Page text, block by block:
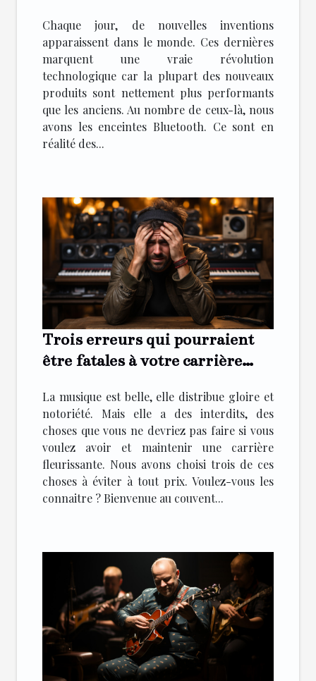
Chaque jour, de nouvelles inventions
apparaissent dans le monde. Ces dernières
marquent une vraie révolution
technologique car la plupart des nouveaux
produits sont nettement plus performants
que les anciens. Au nombre de ceux-là, nous
avons les enceintes Bluetooth. Ce sont en
réalité des...
Trois erreurs qui pourraient
être fatales à votre carrière
La musique est belle, elle distribue gloire et
notoriété. Mais elle a des interdits, des
choses que vous ne devriez pas faire si vous
voulez avoir et maintenir une carrière
fleurissante. Nous avons choisi trois de ces
choses à éviter à tout prix. Voulez-vous les
connaitre ? Bienvenue au couvent...